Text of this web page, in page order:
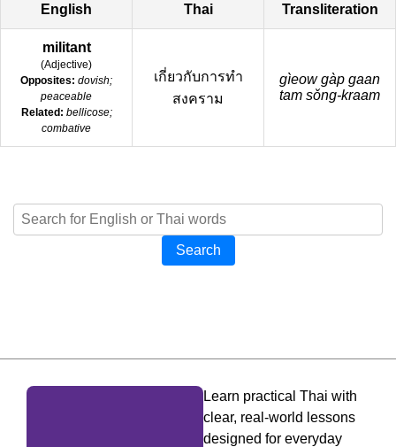
English Thai Transliteration
militant
(Adjective)
Opposites: dovish;
peaceable
Related: bellicose;
combative
เกี่ยวกับการทำ
สงคราม
gìeow gàp gaan
tam sǒng-kraam
Search
Learn practical Thai with
clear, real-world lessons
designed for everyday